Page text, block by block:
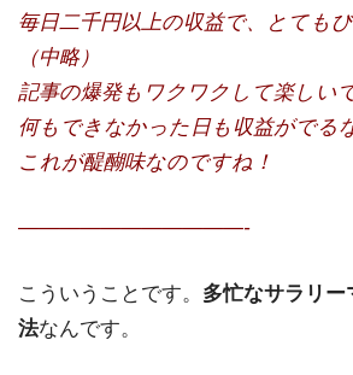
毎日二千円以上の収益で、とても
（中略）
記事の爆発もワクワクして楽しい
何もできなかった日も収益がでる
これが醍醐味なのですね！
———————————-
こういうことです。 多忙なサラリ
法なんです。